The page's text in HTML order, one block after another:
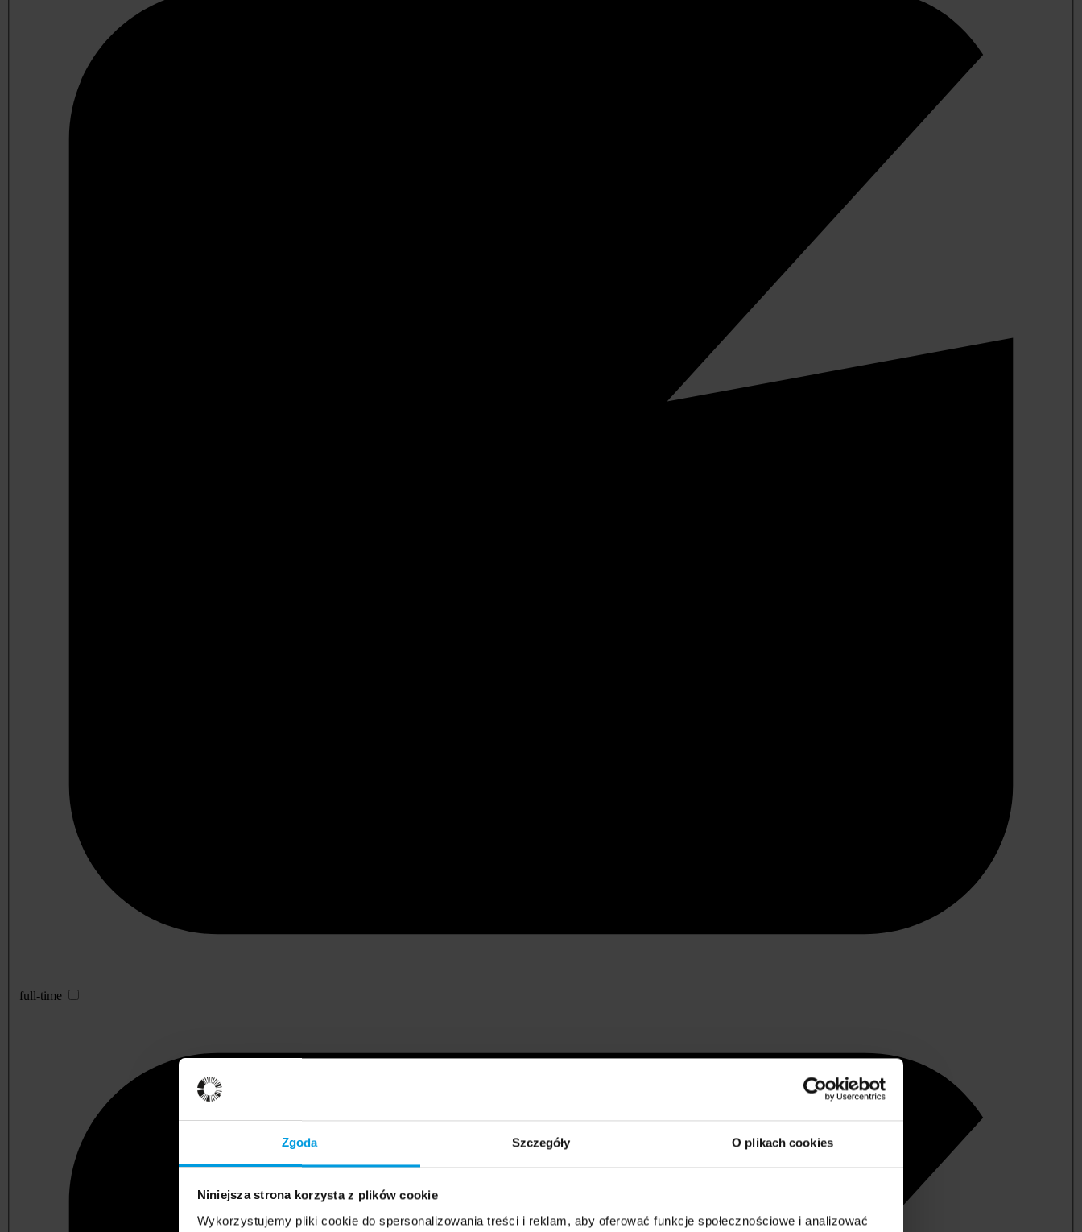
Zgoda Szczegóły O plikach cookies
Niniejsza strona korzysta z plików cookie
Wykorzystujemy pliki cookie do spersonalizowania treści i reklam, aby oferować funkcje społecznościowe i analizować
full-time